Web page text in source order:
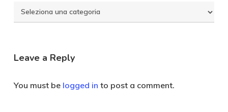
Seleziona
Categoria
Leave a Reply
You must be logged in to post a comment.